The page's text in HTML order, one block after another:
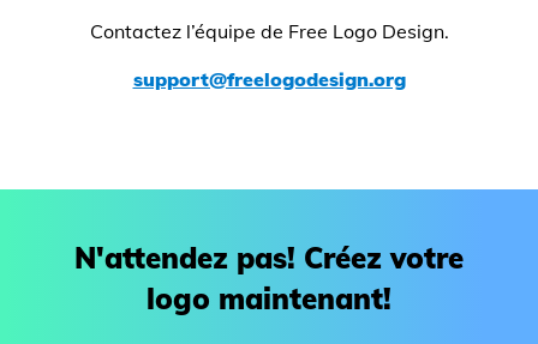
Contactez l’équipe de Free Logo Design.
support@freelogodesign.org
N'attendez pas! Créez votre
logo maintenant!